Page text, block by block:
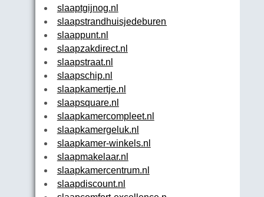
slaaptgijnog.nl
slaapstrandhuisjedeburen.nl
slaappunt.nl
slaapzakdirect.nl
slaapstraat.nl
slaapschip.nl
slaapkamertje.nl
slaapsquare.nl
slaapkamercompleet.nl
slaapkamergeluk.nl
slaapkamer-winkels.nl
slaapmakelaar.nl
slaapkamercentrum.nl
slaapdiscount.nl